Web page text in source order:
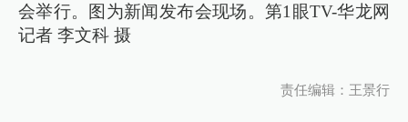
会举行。图为新闻发布会现场。第1眼TV-华龙网
记者 李文科 摄
责任编辑：王景行